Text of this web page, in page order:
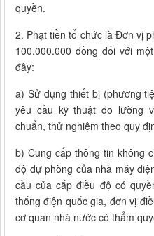
quyền.
2. Phạt tiền tổ chức là Đơn vị
100.000.000 đồng đối với
đây:
a) Sử dụng thiết bị (phương
yêu cầu kỹ thuật đo lường
chuẩn, thử nghiệm theo quy
b) Cung cấp thông tin không
độ dự phòng của nhà máy
cầu của cấp điều độ có
thống điện quốc gia, đơn vị
cơ quan nhà nước có thẩm